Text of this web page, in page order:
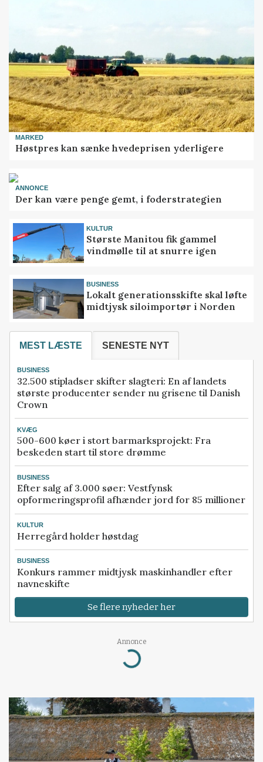
MARKED
Høstpres kan sænke hvedeprisen yderligere
ANNONCE
Der kan være penge gemt, i foderstrategien
KULTUR
Største Manitou fik gammel
vindmølle til at snurre igen
BUSINESS
Lokalt generationsskifte skal løfte
midtjysk siloimportør i Norden
MEST LÆSTE SENESTE NYT
BUSINESS
32.500 stipladser skifter slagteri: En af landets
største producenter sender nu grisene til Danish
Crown
KVÆG
500-600 køer i stort barmarksprojekt: Fra
beskeden start til store drømme
BUSINESS
Efter salg af 3.000 søer: Vestfynsk
opformeringsprofil afhænder jord for 85 millioner
KULTUR
Herregård holder høstdag
BUSINESS
Konkurs rammer midtjysk maskinhandler efter
navneskifte
Se flere nyheder her
Annonce
Loading...